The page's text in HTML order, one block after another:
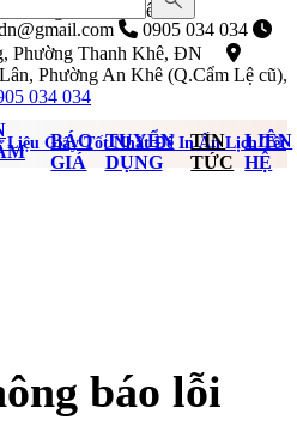
Thanh Khê, ĐN
Phường Thanh Khê, ĐN
Phường An Khê (Q.Cẩm Lệ cũ),
034 034
0905 034 034
BÁO
GIÁ
TUYỂN
DỤNG
TIN
TỨC
LIÊN
HỆ
Liệu Giấy Tốt Nhất Để In Ấn Lịch Tết
báo lỗi